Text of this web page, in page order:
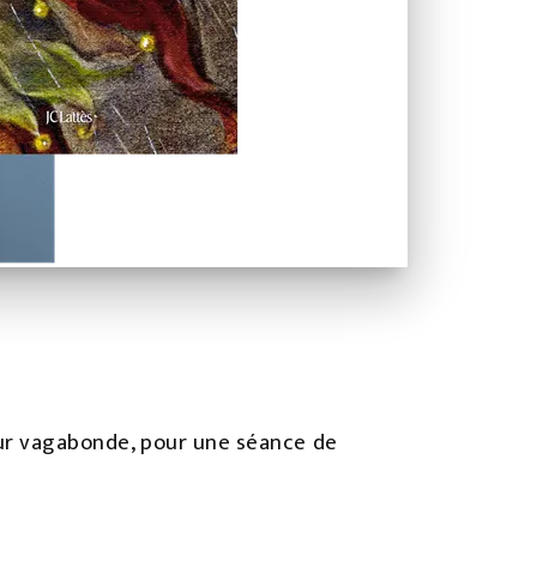
vagabonde, pour une séance de